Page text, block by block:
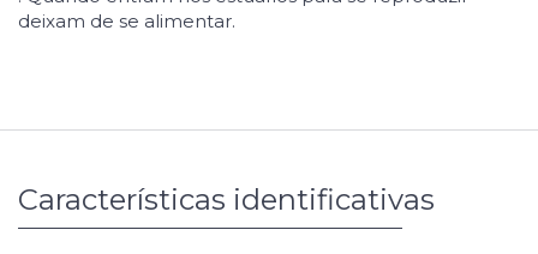
deixam de se alimentar.
Características identificativas